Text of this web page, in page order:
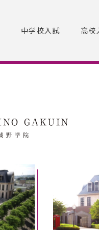
中学校入試 高校